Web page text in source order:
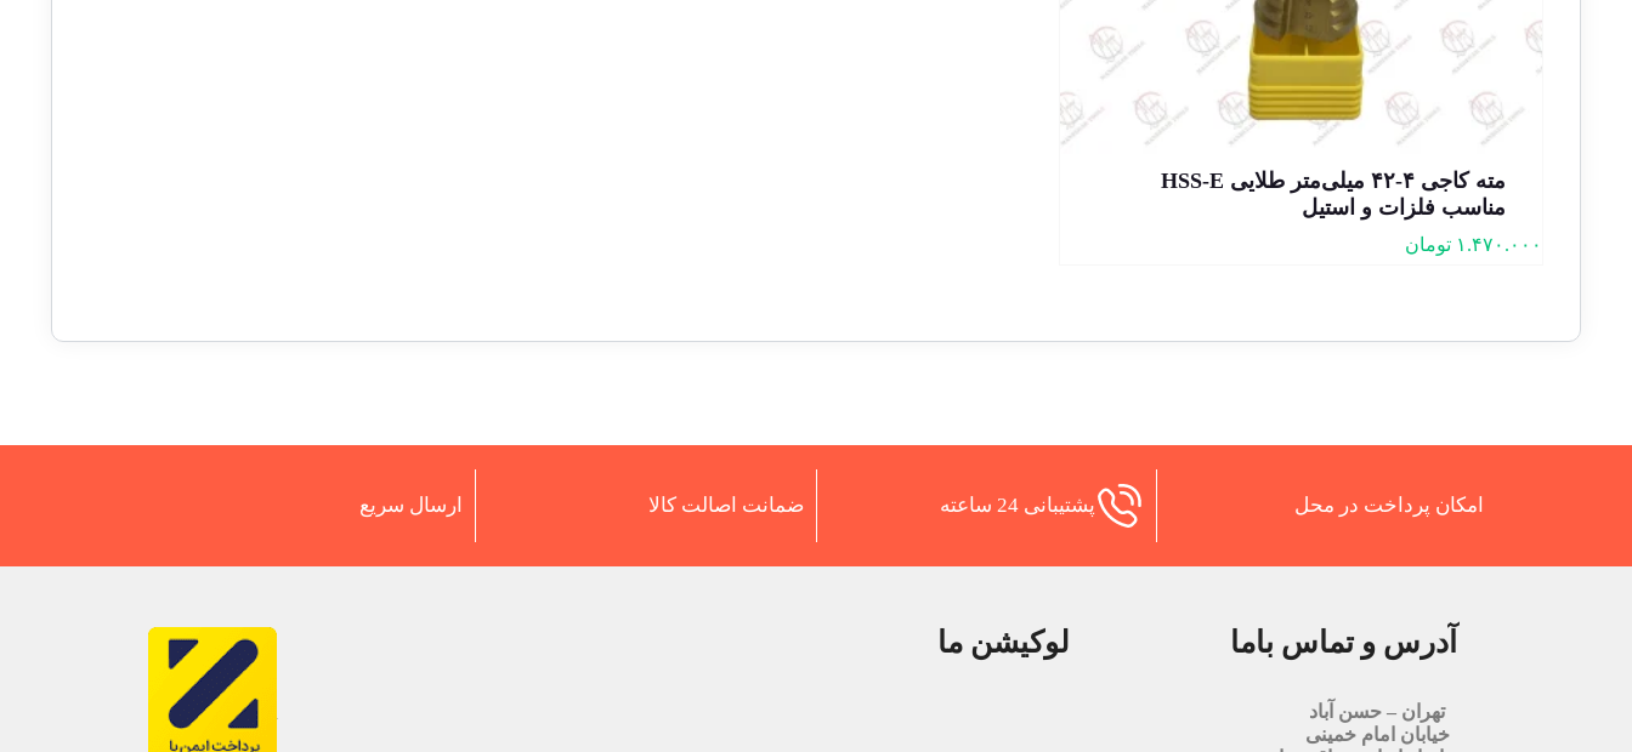
مته کاجی ۴-۴۲ میلی‌متر طلایی HSS-E
مناسب فلزات و استیل
۱.۴۷۰.۰۰۰ تومان
امکان پرداخت در محل پشتیبانی 24 ساعته ضمانت اصالت کالا ارسال سریع
آدرس و تماس باما
تهران – حسن آباد
خیابان امام خمینی
لوکیشن ما